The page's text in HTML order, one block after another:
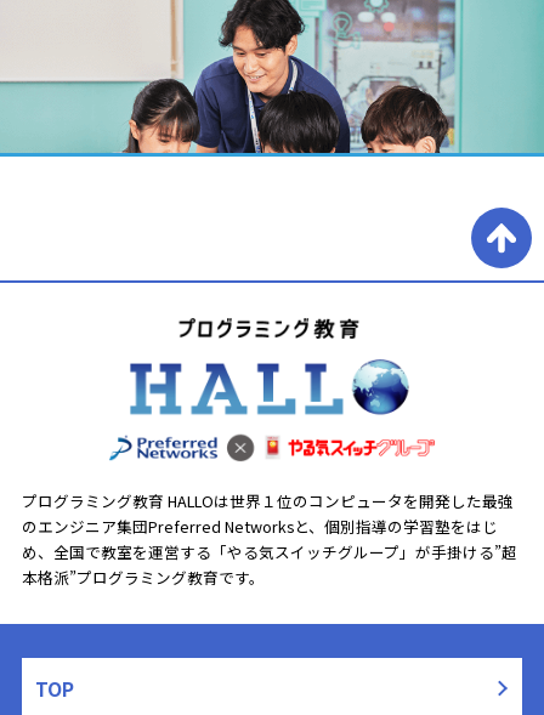
プログラミング教育 HALLOは世界１位のコンピュータを開発した最強
のエンジニア集団Preferred Networksと、 個別指導の学習塾をはじ
め、全国で教室を運営する「やる気スイッチグループ」が手掛ける”超
本格派”プログラミング教育です。
TOP